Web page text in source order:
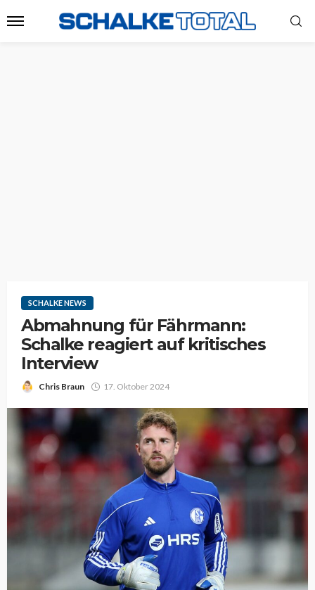
SCHALKE NEWS
Abmahnung für Fährmann:
Schalke reagiert auf kritisches
Interview
Chris Braun 17. Oktober 2024